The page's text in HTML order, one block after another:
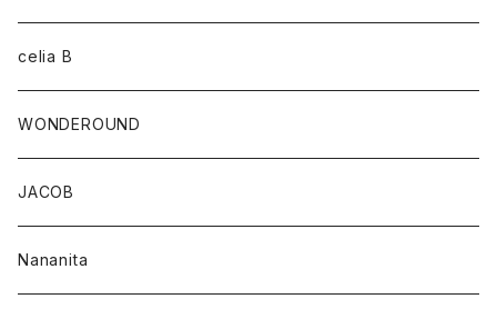
celia B
WONDEROUND
JACOB
Nananita